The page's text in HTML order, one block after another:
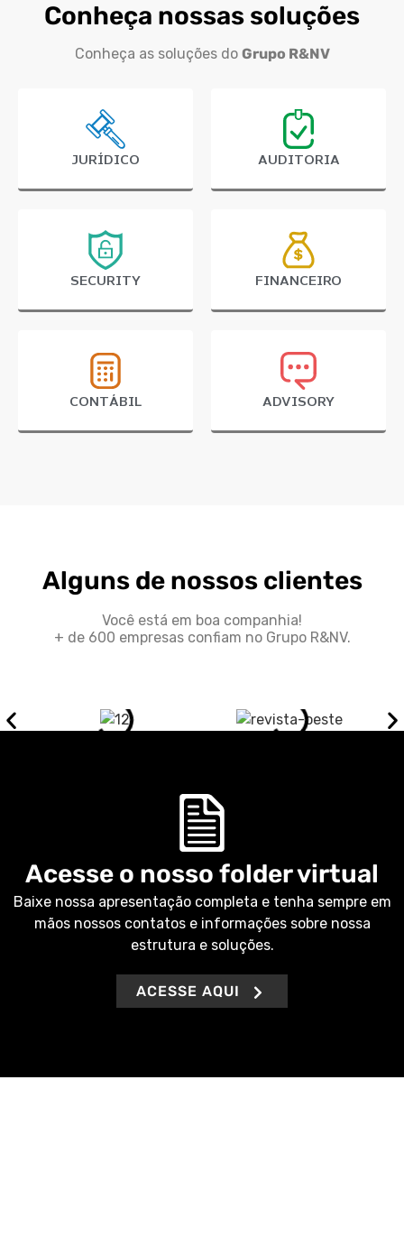
Conheça nossas soluções
Conheça as soluções do Grupo R&NV
JURÍDICO AUDITORIA
SECURITY FINANCEIRO
CONTÁBIL ADVISORY
Alguns de nossos clientes
Você está em boa companhia!
+ de 600 empresas confiam no Grupo R&NV.
Acesse o nosso folder virtual
Baixe nossa apresentação completa e tenha sempre em
mãos nossos contatos e informações sobre nossa
estrutura e soluções.
ACESSE AQUI